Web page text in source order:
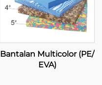
Bantalan Multicolor (PE/
EVA)